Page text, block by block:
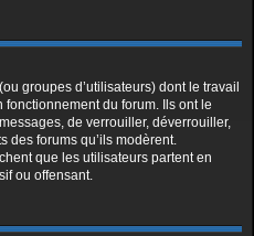
groupes d’utilisateurs) dont le travail
du forum. Ils ont le
de verrouiller, déverrouiller,
des forums qu’ils modèrent.
que les utilisateurs partent en
ou offensant.